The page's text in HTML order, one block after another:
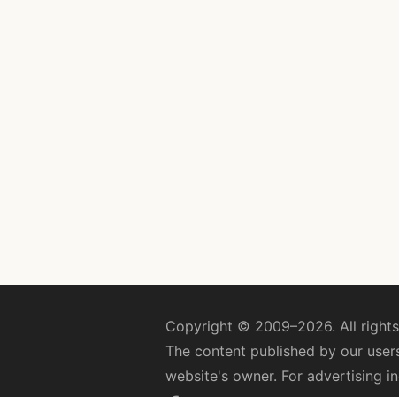
Copyright © 2009–2026. All
The content published by our
website's owner. For advertising